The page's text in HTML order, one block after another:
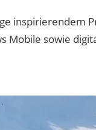
inspirierendem
Mobile sowie